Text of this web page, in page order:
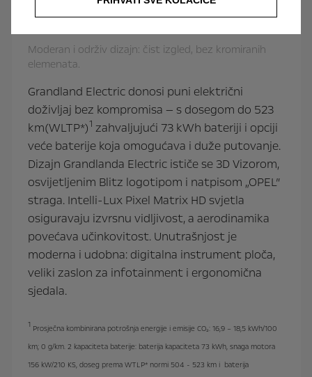
NOVI OPEL GRANDLAND ELECTRIC
Moderan i održiv dizajn: čist izgled, bez kromiranih
elemenata.
Grandland Electric donosi puni električni
doživljaj bez kompromisa — s dosegom do 523
km(WLTP*)1 zahvaljujući 73 kWh bateriji i opciji
veće baterije koja omogućava i duže putovanje.
Dizajn Grandlanda Electric ističe se 3D Vizorom,
osvijetljenim Blitz logotipom i natpisom „OPEL”
straga. Intelli-Lux Pixel Matrix HD svjetla
osiguravaju izvrsnu vidljivost, a aerodinamika
povećava učinkovitost. Unutrašnjost je
moderna i udobna: digitalna instrument ploča,
veliki zaslon za infotainment i ergonomična
sjedala.
1 Prosječna kombinirana potrošnja energije i emisije CO₂: 16,9 – 18,5 kWh/100
km; 0 g/km. 2 kapaciteta baterije: baterija kapaciteta 73 kWh, snaga motora
156 kW/210 KS, doseg prema WTLP* normi 504 - 523 km i baterija